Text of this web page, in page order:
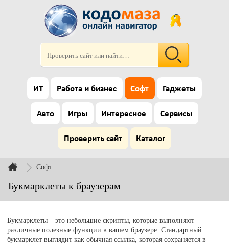
ИТ Работа и бизнес Софт Гаджеты
Авто Игры Интересное Сервисы
Проверить сайт Каталог
Софт
Букмарклеты к браузерам
Букмарклеты – это небольшие скрипты, которые выполняют
различные полезные функции в вашем браузере. Стандартный
букмарклет выглядит как обычная ссылка, которая сохраняется в